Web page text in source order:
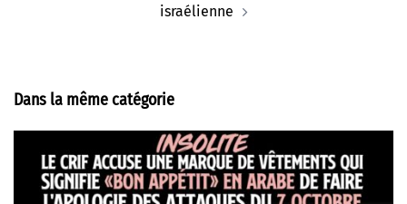
israélienne
Dans la même catégorie